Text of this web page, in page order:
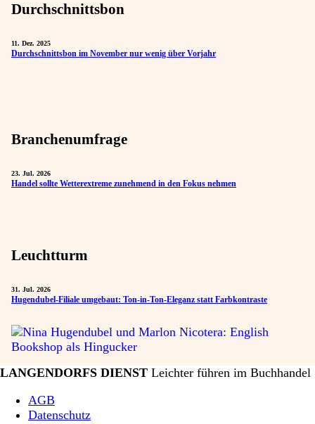
Durchschnittsbon
11. Dez. 2025
Durchschnittsbon im November nur wenig über Vorjahr
Branchenumfrage
23. Jul. 2026
Handel sollte Wetterextreme zunehmend in den Fokus nehmen
Leuchtturm
31. Jul. 2026
Hugendubel-Filiale umgebaut: Ton-in-Ton-Eleganz statt Farbkontraste
LANGENDORFS DIENST Leichter führen im Buchhandel
AGB
Datenschutz